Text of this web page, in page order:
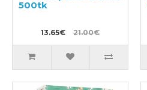
500tk
13.65€ 21.00€